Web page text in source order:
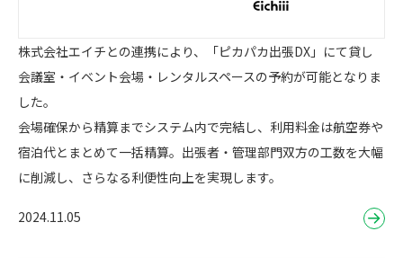
株式会社エイチとの連携により、「ピカパカ出張DX」にて貸し
会議室・イベント会場・レンタルスペースの予約が可能となりま
した。
会場確保から精算までシステム内で完結し、利用料金は航空券や
宿泊代とまとめて一括精算。出張者・管理部門双方の工数を大幅
に削減し、さらなる利便性向上を実現します。
2024.11.05